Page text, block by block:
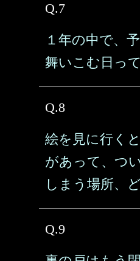
Q.7
１年の中で、
舞いこむ日っ
Q.8
絵を見に行く
があって、つ
しまう場所、
Q.9